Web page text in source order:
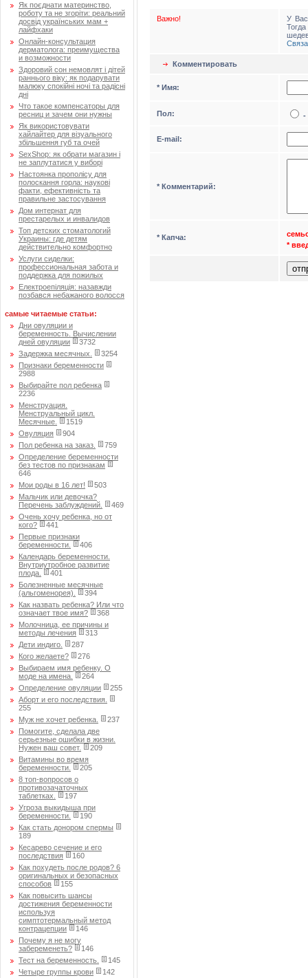
Як поєднати материнство,
роботу та не згоріти: реальний
досвід українських мам +
лайфхаки
Онлайн-консультация
дерматолога: преимущества
и возможности
Здоровий сон немовлят і дітей
раннього віку: як подарувати
малюку спокійні ночі та радісні
дні
Что такое компенсаторы для
ресниц и зачем они нужны
Як використовувати
хайлайтер для візуального
збільшення губ та очей
SexShop: як обрати магазин і
не заплутатися у виборі
Настоянка прополісу для
полоскання горла: наукові
факти, ефективність та
правильне застосування
Дом интернат для
престарелых и инвалидов
Топ детских стоматологий
Украины: где детям
действительно комфортно
Услуги сиделки:
профессиональная забота и
поддержка для пожилых
Електроепіляція: назавжди
позбався небажаного волосся
самые читаемые статьи:
Дни овуляции и
беременность. Вычислении
дней овуляции
3732
Задержка месячных.
3254
Признаки беременности
2988
Выбирайте пол ребенка
2236
Менструация.
Менструальный цикл.
Месячные.
1519
Овуляция
904
Пол ребенка на заказ.
759
Определение беременности
без тестов по признакам
646
Мои роды в 16 лет!
503
Мальчик или девочка?
Перечень заблуждений.
469
Очень хочу ребенка, но от
кого?
441
Первые признаки
беременности.
406
Календарь беременности.
Внутриутробное развитие
плода.
401
Болезненные месячные
(альгоменорея).
394
Как назвать ребенка? Или что
означает твое имя?
368
Молочница, ее причины и
методы лечения
313
Дети индиго.
287
Кого желаете?
276
Выбираем имя ребенку. О
моде на имена.
264
Определение овуляции
255
Аборт и его последствия.
255
Муж не хочет ребенка.
237
Помогите, сделала две
серьезные ошибки в жизни.
Нужен ваш совет.
209
Витамины во время
беременности.
205
8 топ-вопросов о
противозачаточных
таблетках.
197
Угроза выкидыша при
беременности.
190
Как стать донором спермы
189
Кесарево сечение и его
последствия
160
Как похудеть после родов? 6
оригинальных и безопасных
способов
155
Как повысить шансы
достижения беременности
используя
симптотермальный метод
контрацепции
146
Почему я не могу
забеременеть?
146
Тест на беременность.
145
Четыре группы крови
142
Важно!
У Вас
Комментировать
* Имя:
Пол: -
Е-mail:
* Комментарий:
* Капча:
*